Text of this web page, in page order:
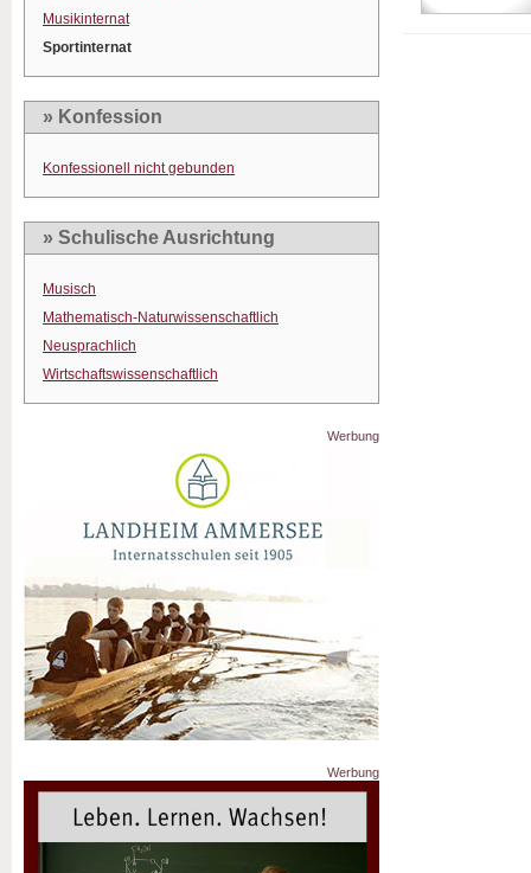
Musikinternat
Sportinternat
» Konfession
Konfessionell nicht gebunden
» Schulische Ausrichtung
Musisch
Mathematisch-Naturwissenschaftlich
Neusprachlich
Wirtschaftswissenschaftlich
Werbung
Werbung